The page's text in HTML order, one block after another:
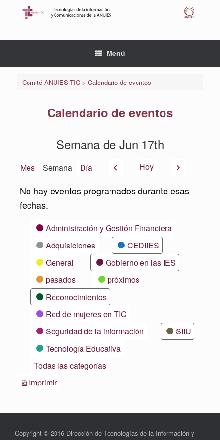
Menú
Comité ANUIES-TIC> Calendario de eventos
Calendario de eventos
Semana de Jun 17th
Mes Semana Día AnteriorHoy Siguiente
No hay eventos programados durante esas
fechas.
CategoríasAdministración y Gestión Financiera
Adquisiciones
CEDIIES
General
Gobierno en las IES
pasados
próximos
Reconocimientos
Red de mujeres en TIC
Seguridad de la información
SIIU
Tecnología Educativa
Todas las categorías
ImprimirVistas
Copyright © 2016 Dirección de Tecnologías de la Información y